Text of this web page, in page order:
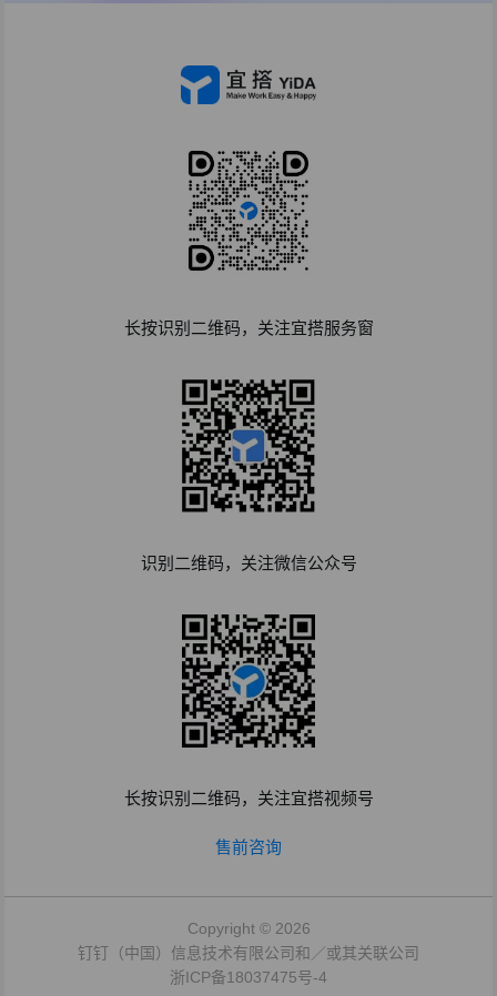
长按识别二维码，关注宜搭服务窗
识别二维码，关注微信公众号
长按识别二维码，关注宜搭视频号
售前咨询
Copyright © 2026
钉钉（中国）信息技术有限公司和／或其关联公司
浙ICP备18037475号-4